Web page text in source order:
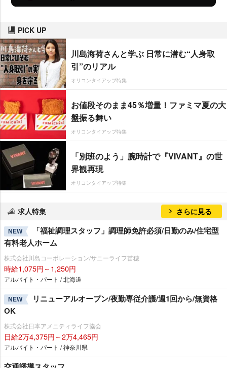
PICK UP
川島海荷さんと学ぶ 日常に潜む“人身取
引”のリアル
オリコンタイアップ特集
お値段そのまま45％増量！ファミマ夏の大
盤振る舞い
オリコンタイアップ特集
「別班のよう」腕時計で『VIVANT』の世
界観再現
オリコンタイアップ特集
求人特集 さらに見る
NEW
「福祉調理スタッフ」調理師免許必須/日勤のみ/住宅型
有料老人ホーム
株式会社川島コーポレーション/サニーライフ苗穂
時給1,075円～1,250円
アルバイト・パート / 北海道
NEW
リニューアルオープン/夜勤専従介護/週1回から/無資格
OK
株式会社日本アメニティライフ協会
日給2万4,375円～2万4,465円
アルバイト・パート / 神奈川県